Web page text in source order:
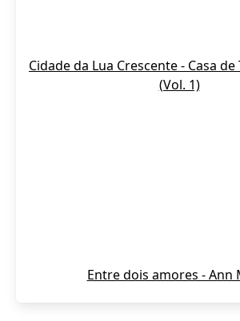
Cidade da Lua Crescente - Casa
(Vol. 1)
Entre dois amores - Ann